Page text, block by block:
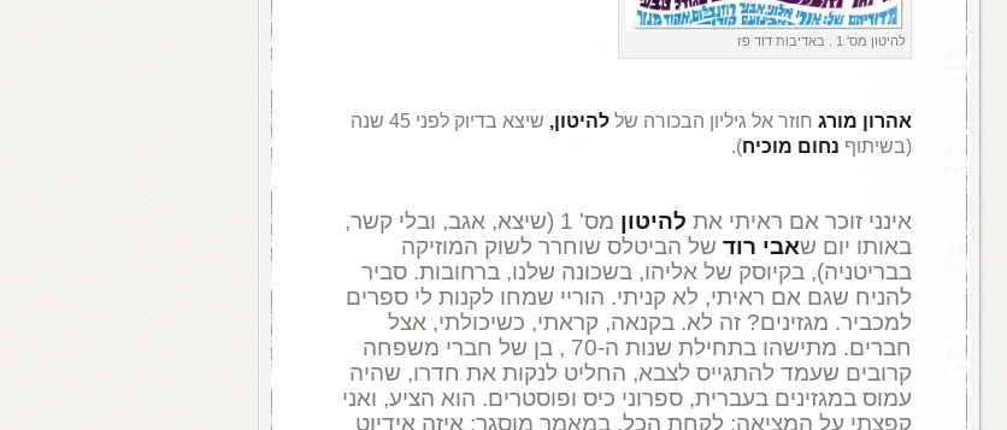
להיטון מס' 1 . באדיבות דוד פז
אהרון מורג חוזר אל גיליון הבכורה של להיטון,
שיצא בדיוק לפני 45 שנה
(בשיתוף נחום מוכיח).
אינני זוכר אם ראיתי את להיטון
מס' 1 (שיצא, אגב, ובלי קשר,
באותו יום שאבי רוד של הביטלס שוחרר לשוק המוזיקה
בבריטניה), בקיוסק של אליהו, בשכונה שלנו, ברחובות. סביר
להניח שגם אם ראיתי, לא קניתי. הוריי שמחו לקנות לי ספרים
למכביר. מגזינים? זה לא. בקנאה, קראתי, כשיכולתי, אצל
חברים. מתישהו בתחילת שנות ה-70 , בן של חברי משפחה
קרובים שעמד להתגייס לצבא, החליט לנקות את חדרו, שהיה
עמוס במגזינים בעברית, ספרוני כיס ופוסטרים. הוא הציע, ואני
קפצתי על המציאה: לקחת הכל. במאמר מוסגר: איזה אידיוט